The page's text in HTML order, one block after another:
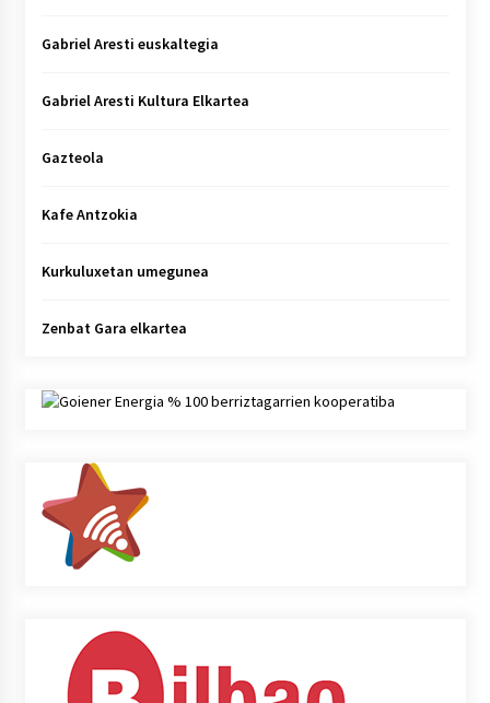
Gabriel Aresti euskaltegia
Gabriel Aresti Kultura Elkartea
Gazteola
Kafe Antzokia
Kurkuluxetan umegunea
Zenbat Gara elkartea